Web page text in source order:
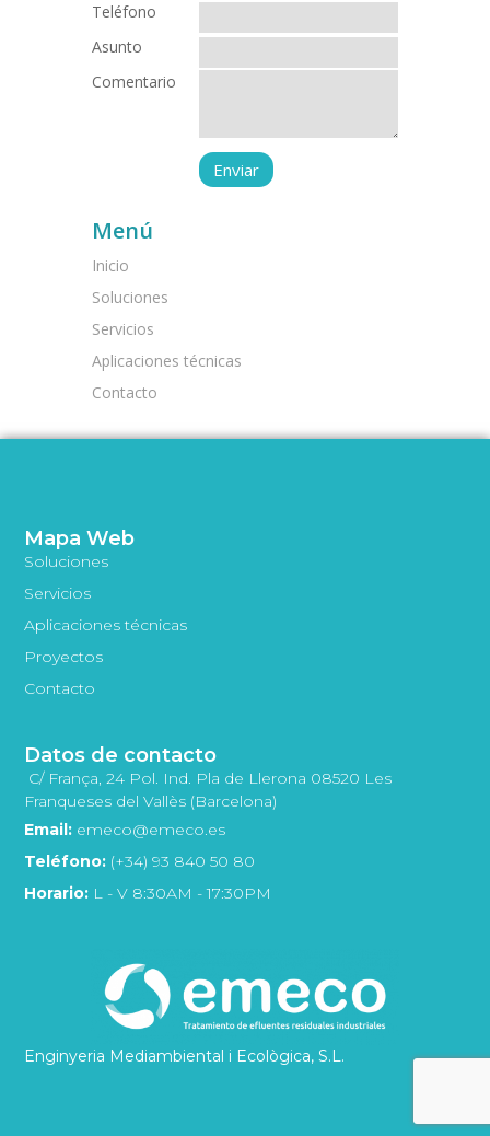
Teléfono
Asunto
Comentario
Menú
Inicio
Soluciones
Servicios
Aplicaciones técnicas
Contacto
Enginyeria Mediambiental i Ecològica, S.L.
Mapa Web
Soluciones
Servicios
Aplicaciones técnicas
Proyectos
Contacto
Datos de contacto
C/ França, 24 Pol. Ind. Pla de Llerona 08520 Les
Franqueses del Vallès (Barcelona)
Email: emeco@emeco.es
Teléfono: (+34) 93 840 50 80
Horario: L - V 8:30AM - 17:30PM